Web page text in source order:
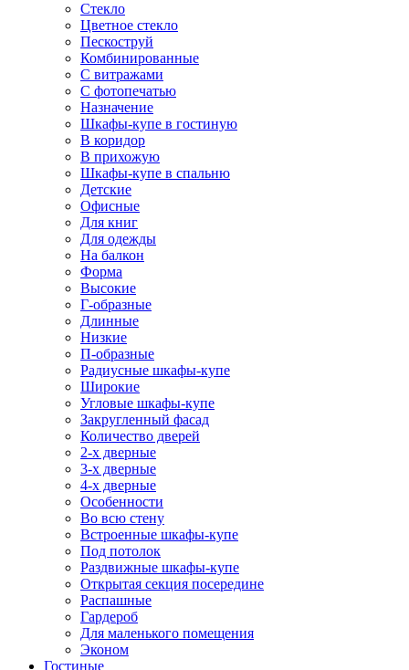
Стекло
Цветное стекло
Пескоструй
Комбинированные
С витражами
С фотопечатью
Назначение
Шкафы-купе в гостиную
В коридор
В прихожую
Шкафы-купе в спальню
Детские
Офисные
Для книг
Для одежды
На балкон
Форма
Высокие
Г-образные
Длинные
Низкие
П-образные
Радиусные шкафы-купе
Широкие
Угловые шкафы-купе
Закругленный фасад
Количество дверей
2-х дверные
3-х дверные
4-х дверные
Особенности
Во всю стену
Встроенные шкафы-купе
Под потолок
Раздвижные шкафы-купе
Открытая секция посередине
Распашные
Гардероб
Для маленького помещения
Эконом
Гостиные